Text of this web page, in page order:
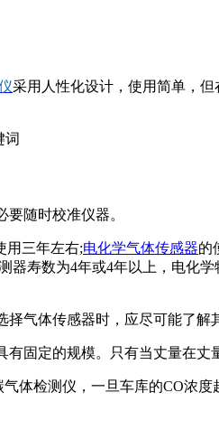
采用人性化设计，使用简单，
随时校准仪器。
用三年左右;电化学气体传感器的
寿数为4年或4年以上，电化
气体传感器时，应尽可能了解
固定的规模。只有当丈量在丈
体检测仪，一旦车库的CO浓度